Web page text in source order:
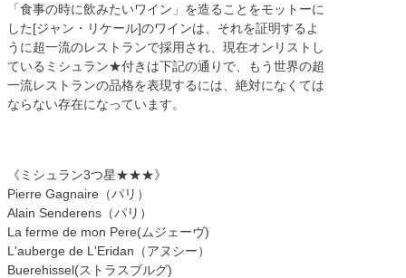
「食事の時に飲みたいワイン」を造ることをモットーに
した[ジャン・リケール]のワインは、それを証明するよ
うに超一流のレストランで採用され、現在オンリストし
ているミシュラン★付きは下記の通りで、もう世界の超
一流レストランの品格を表現するには、絶対になくては
ならない存在になっています。
《ミシュラン3つ星★★★》
Pierre Gagnaire（パリ）
Alain Senderens（パリ）
La ferme de mon Pere(ムジェーヴ)
L'auberge de L'Eridan（アヌシー）
Buerehissel(ストラスブルグ)